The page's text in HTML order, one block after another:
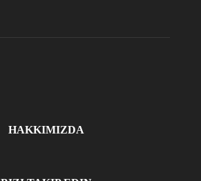
HAKKIMIZDA